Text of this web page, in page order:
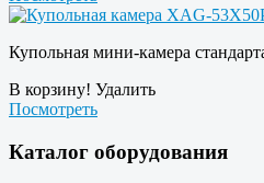
Купольная мини-камера
В корзину! Удалить
Посмотреть
Каталог оборудования